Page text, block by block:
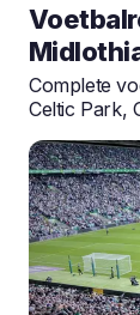
Complete
Celtic Park,